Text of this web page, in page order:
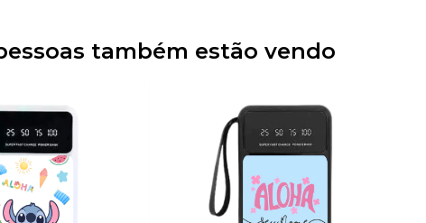
também estão vendo